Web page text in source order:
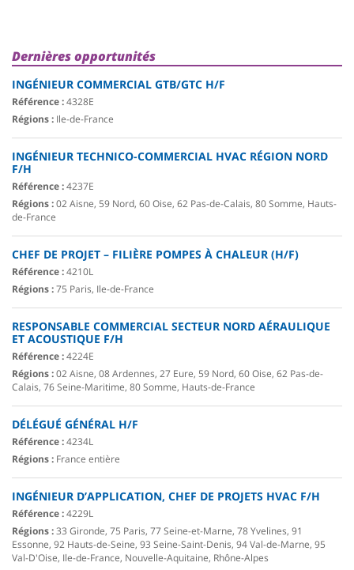
Dernières opportunités
INGÉNIEUR COMMERCIAL GTB/GTC H/F
Référence :4328E
Régions : Ile-de-France
INGÉNIEUR TECHNICO-COMMERCIAL HVAC RÉGION NORD
F/H
Référence :4237E
Régions :02 Aisne, 59 Nord, 60 Oise, 62 Pas-de-Calais, 80 Somme, Hauts-
de-France
CHEF DE PROJET – FILIÈRE POMPES À CHALEUR (H/F)
Référence :4210L
Régions :75 Paris, Ile-de-France
RESPONSABLE COMMERCIAL SECTEUR NORD AÉRAULIQUE
ET ACOUSTIQUE F/H
Référence :4224E
Régions :02 Aisne, 08 Ardennes, 27 Eure, 59 Nord, 60 Oise, 62 Pas-de-
Calais, 76 Seine-Maritime, 80 Somme, Hauts-de-France
DÉLÉGUÉ GÉNÉRAL H/F
Référence :4234L
Régions : France entière
INGÉNIEUR D’APPLICATION, CHEF DE PROJETS HVAC F/H
Référence :4229L
Régions :33 Gironde, 75 Paris, 77 Seine-et-Marne, 78 Yvelines, 91
Essonne, 92 Hauts-de-Seine, 93 Seine-Saint-Denis, 94 Val-de-Marne, 95
Val-D'Oise, Ile-de-France, Nouvelle-Aquitaine, Rhône-Alpes